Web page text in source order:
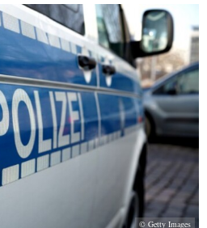
© Getty Images